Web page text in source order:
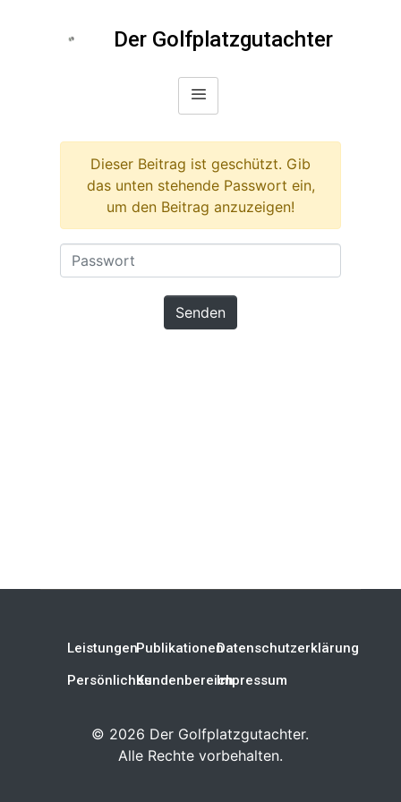
Der Golfplatzgutachter
Dieser Beitrag ist geschützt. Gib
das unten stehende Passwort ein,
um den Beitrag anzuzeigen!
Leistungen
Persönliches
Publikationen
Kundenbereich
Datenschutzerklärung
Impressum
© 2026 Der Golfplatzgutachter.
Alle Rechte vorbehalten.